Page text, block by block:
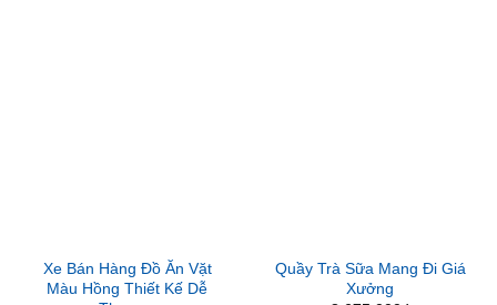
Xe Bán Hàng Đồ Ăn Vặt
Màu Hồng Thiết Kế Dễ
Quầy Trà Sữa Mang Đi Giá
Xưởng